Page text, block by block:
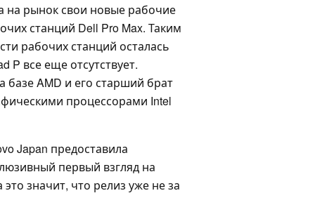
на рынок свои новые рабочие
станций Dell Pro Max. Таким
рабочих станций осталась
P все еще отсутствует.
базе AMD и его старший брат
процессорами Intel
Japan предоставила
первый взгляд на
значит, что релиз уже не за